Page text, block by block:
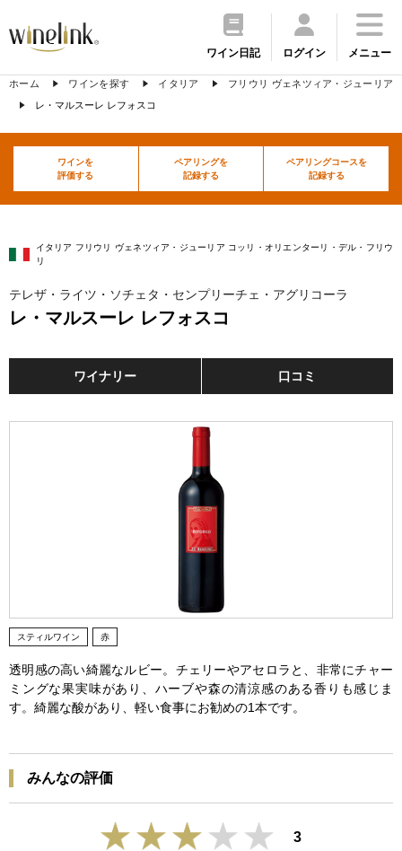
ワイン日記 ログイン メニュー
ホーム ワインを探す イタリア
フリウリ ヴェネツィア・ジューリア
レ・マルスーレ レフォスコ
ワインを
評価する
ペアリングを
記録する
ペアリングコースを
記録する
イタリア フリウリ ヴェネツィア・ジューリア コッリ・オリエンターリ・デル・フリウ
リ
テレザ・ライツ・ソチェタ・センプリーチェ・アグリコーラ
レ・マルスーレ レフォスコ
ワイナリー 口コミ
スティルワイン 赤
透明感の高い綺麗なルビー。チェリーやアセロラと、非常にチャー
ミングな果実味があり、ハーブや森の清涼感のある香りも感じま
す。綺麗な酸があり、軽い食事にお勧めの1本です。
みんなの評価
3